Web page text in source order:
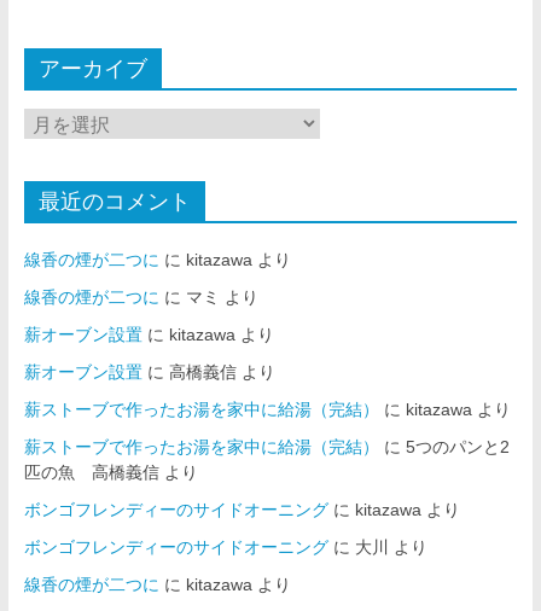
アーカイブ
最近のコメント
線香の煙が二つに に kitazawaより
線香の煙が二つに に マミ より
薪オーブン設置に kitazawaより
薪オーブン設置に 高橋義信より
薪ストーブで作ったお湯を家中に給湯（完結）
に kitazawaより
薪ストーブで作ったお湯を家中に給湯（完結）
に 5つのパンと2
匹の魚 高橋義信より
ボンゴフレンディーのサイドオーニングに kitazawaより
ボンゴフレンディーのサイドオーニングに 大川
より
線香の煙が二つに に kitazawaより